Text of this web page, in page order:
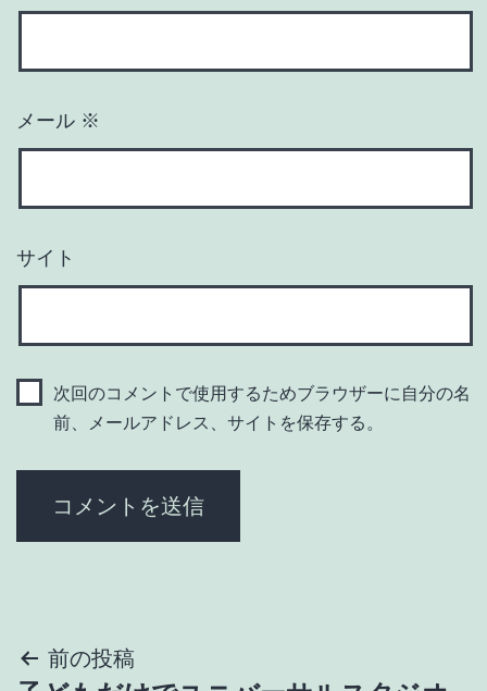
メール ※
サイト
次回のコメントで使用するためブラウザーに自分の名
前、メールアドレス、サイトを保存する。
投前の投稿